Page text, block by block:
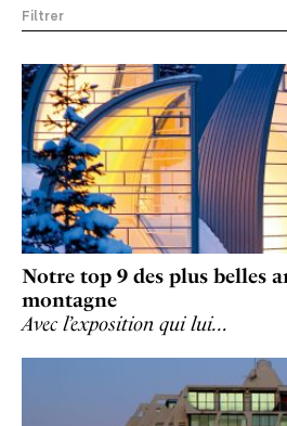
Filtrer
Notre top 9 des plus belles
montagne
Avec l’exposition qui lui…